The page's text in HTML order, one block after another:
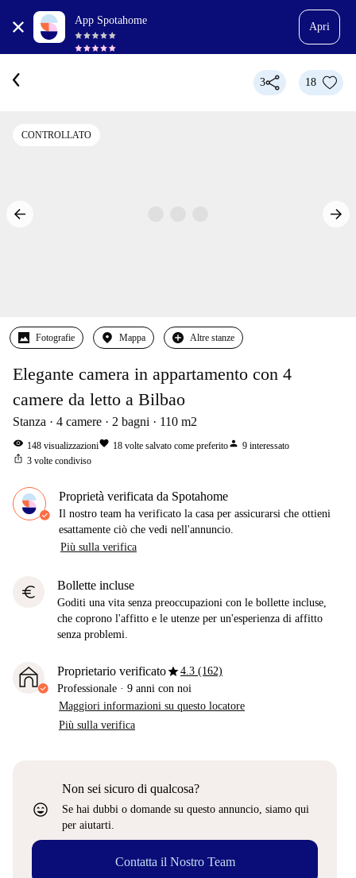
App Spotahome
Apri
3 18
CONTROLLATO
Fotografie Mappa Altre stanze
Elegante camera in appartamento con 4
camere da letto a Bilbao
Stanza 4 camere 2 bagni 110 m2
visibility 148 visualizzazionifavorite 18 volte salvato come preferitoperson 9 interessato
ios_share 3 volte condiviso
Proprietà verificata da Spotahome
Il nostro team ha verificato la casa per assicurarsi che ottieni
esattamente ciò che vedi nell'annuncio.
Più sulla verifica
euro Bollette incluse
Goditi una vita senza preoccupazioni con le bollette incluse,
che coprono l'affitto e le utenze per un'esperienza di affitto
senza problemi.
Proprietario verificatostar4.3 (162)
Professionale · 9 anni con noi
Maggiori informazioni su questo locatore
Più sulla verifica
sentiment_very_satisfied
Non sei sicuro di qualcosa?
Se hai dubbi o domande su questo annuncio, siamo qui
per aiutarti.
Contatta il Nostro Team